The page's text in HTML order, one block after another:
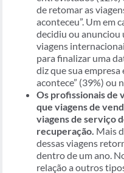
de retomar as
aconteceu”. Um em
decidiu ou anunciou
viagens
para finalizar uma
diz que sua empresa
acontece” (39%) ou
Os profissionais de
que viagens de
viagens de serviço
recuperação. Mais
dessas viagens
dentro de um ano.
relação a outros